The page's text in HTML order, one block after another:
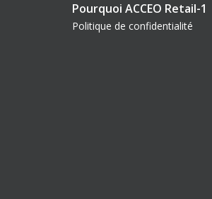
Pourquoi ACCEO Retail-1
Politique de confidentialité